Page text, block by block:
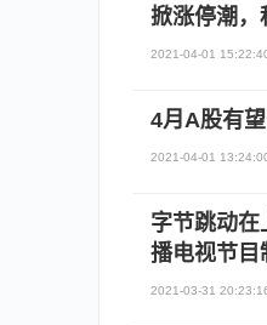
掀涨停潮，
2021-04-01
4月A股有
2021-04-01
字节跳动
播电视节目
2021-03-31